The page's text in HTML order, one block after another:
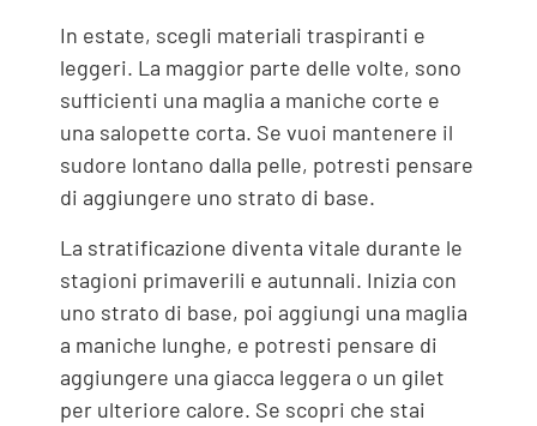
In estate, scegli materiali traspiranti e
leggeri. La maggior parte delle volte, sono
sufficienti una maglia a maniche corte e
una salopette corta. Se vuoi mantenere il
sudore lontano dalla pelle, potresti pensare
di aggiungere uno strato di base.
La stratificazione diventa vitale durante le
stagioni primaverili e autunnali. Inizia con
uno strato di base, poi aggiungi una maglia
a maniche lunghe, e potresti pensare di
aggiungere una giacca leggera o un gilet
per ulteriore calore. Se scopri che stai